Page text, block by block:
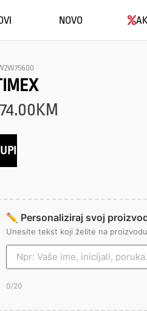
NOVO
KM
✏️ Personaliziraj svoj
Unesite tekst koji želite na
0/20